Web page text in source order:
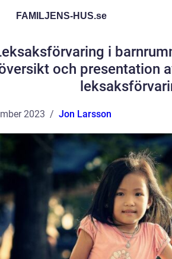
FAMILJENS-HUS.se
i
och presentation
2023 Jon Larsson